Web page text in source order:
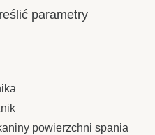
parametry
powierzchni spania